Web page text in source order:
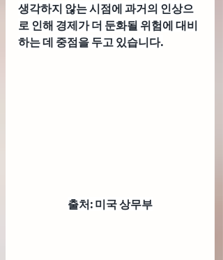
생각하지 않는 시점에 과거의 인상으
로 인해 경제가 더 둔화될 위험에 대비
하는 데 중점을 두고 있습니다.
출처: 미국 상무부